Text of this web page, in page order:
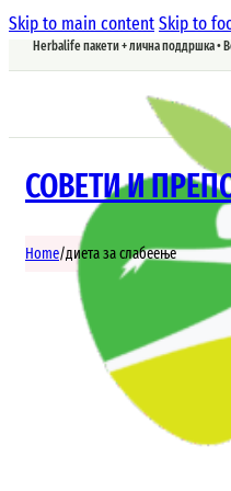
Skip to main contentSkip to
Herbalife пакети + лична поддршка •
СОВЕТИ И
Home/диета за слабеење